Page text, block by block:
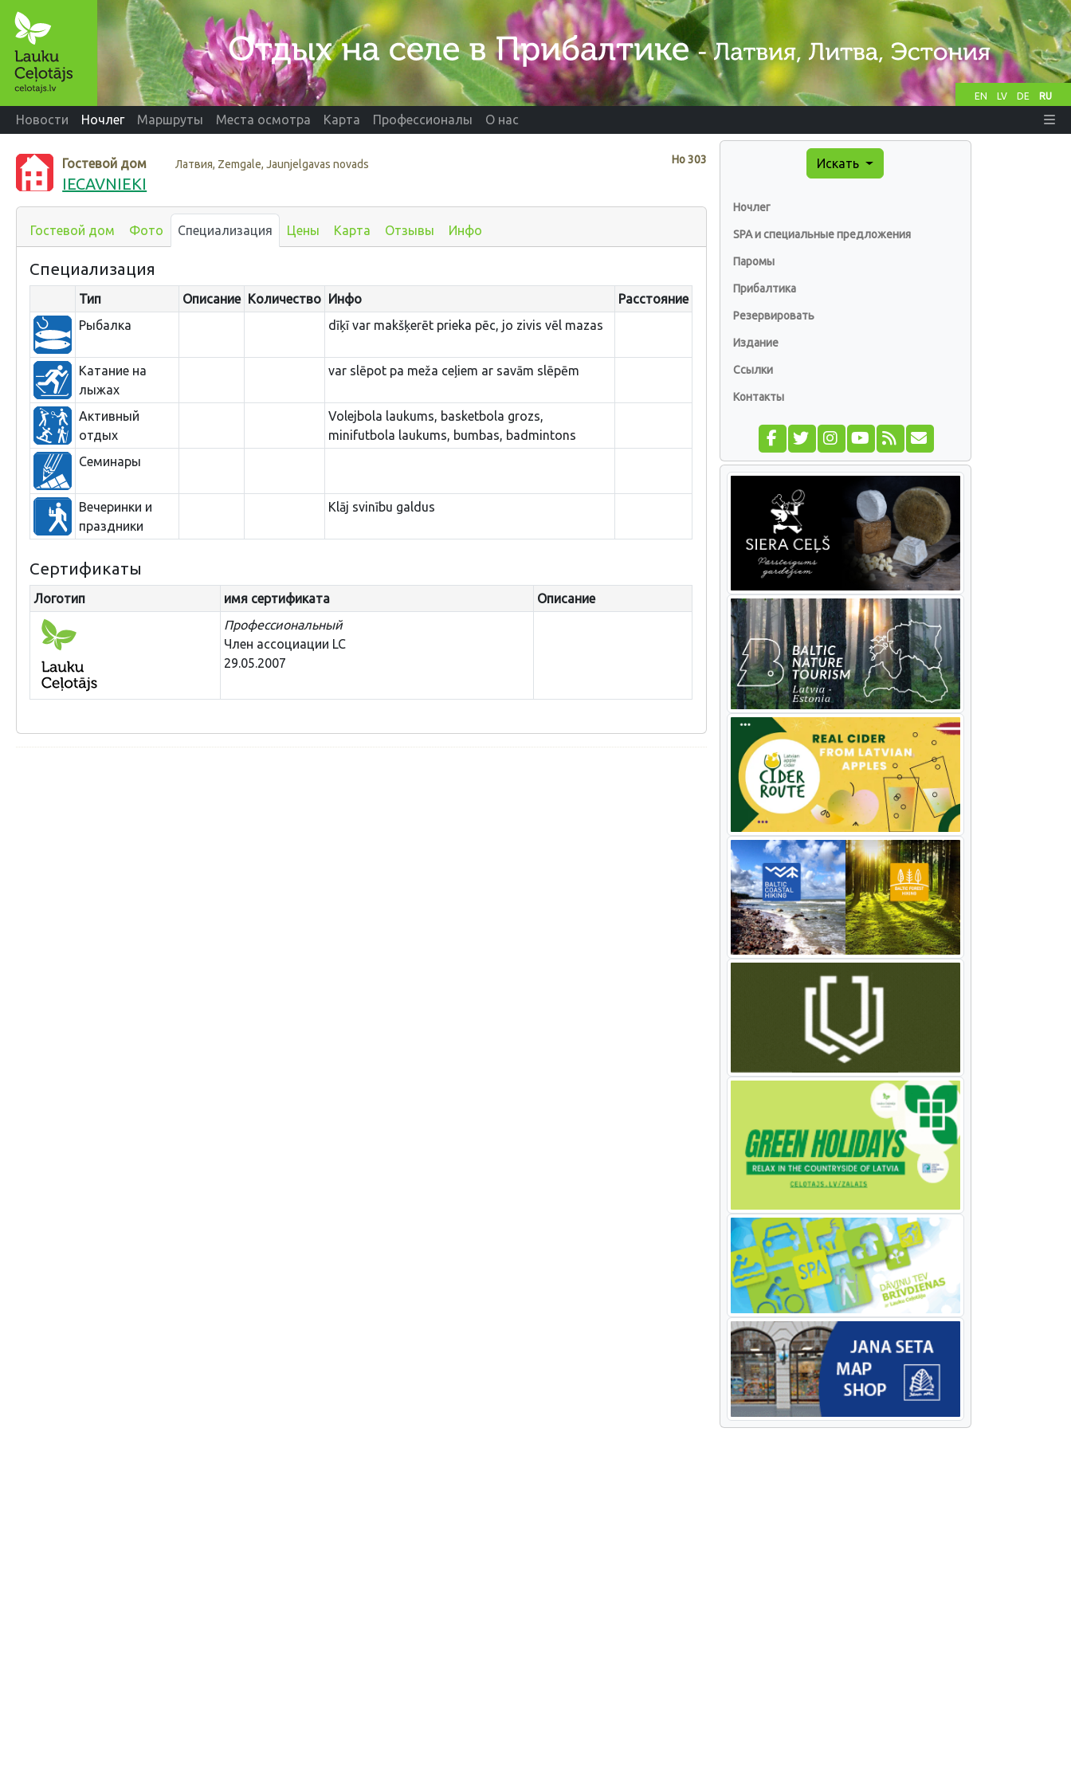
EN LV DE RU
Новости Ночлег Маршруты Места осмотра Карта Профессионалы О нас
Нo303
Гостевой дом Латвия, Zemgale, Jaunjelgavas novads
IECAVNIEKI
Гостевой дом Фото Специализация Цены Карта Отзывы Инфо
Специализация
Тип Описание Количество Инфо
Расстояние
Рыбалка
dīķī var makšķerēt prieka pēc, jo zivis vēl mazas
Катание на
лыжах
var slēpot pa meža ceļiem ar savām slēpēm
Активный
отдых
Volejbola laukums, basketbola grozs,
minifutbola laukums, bumbas, badmintons
Семинары
Вечеринки и
праздники
Klāj svinību galdus
Сертификаты
Логотип имя сертификата
Описание
Профессиональный
Член ассоциации LC
29.05.2007
Искать
Ночлег
SPA и специальные предложения
Паромы
Прибалтика
Резервировать
Издание
Ссылки
Контакты